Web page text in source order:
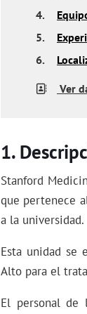
4.
5.
6.
Ver
Stanford
que pertenece
a la universidad.
Esta unidad se
Alto para el
El personal de